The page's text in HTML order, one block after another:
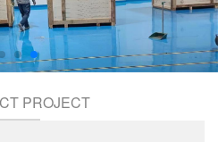
品资讯
制品
系我们
PROJECT
木托盘
苏州木托盘，苏州木箱